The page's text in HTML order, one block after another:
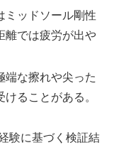
ミッドソール剛性
離では疲労が出や
端な擦れや尖った
ることがある。
験に基づく検証結